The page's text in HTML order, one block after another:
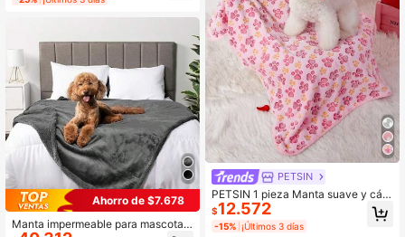
ta para las cuatro estaciones
Ahorro de $7.678
Manta impermeable para mascotas,
PETSIN
PETSIN 1 pieza Manta suave y cáli
da con estampado de pata rosa par
a gatos y perros
$12.572
-15% ¡Últimos 3 días